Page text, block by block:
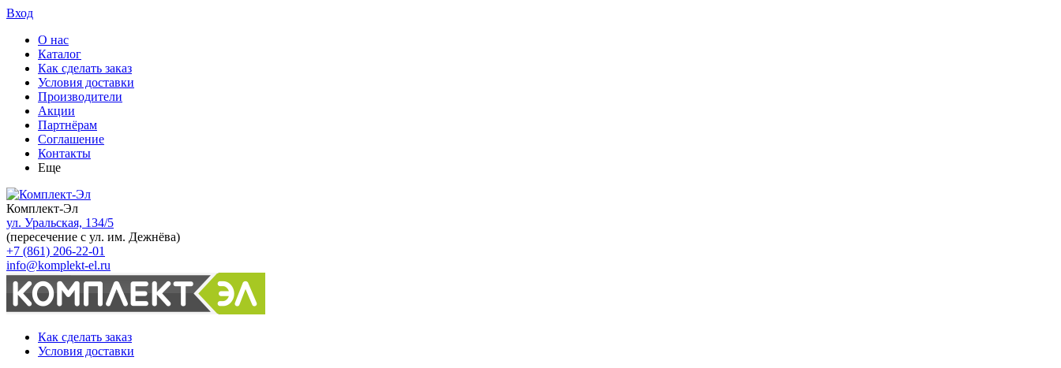
Вход
О нас
Каталог
Как сделать заказ
Условия доставки
Производители
Акции
Партнёрам
Соглашение
Контакты
Еще
Комплект-Эл
ул. Уральская, 134/5
(пересечение с ул. им. Дежнёва)
+7 (861) 206-22-01
info@komplekt-el.ru
Как сделать заказ
Условия доставки